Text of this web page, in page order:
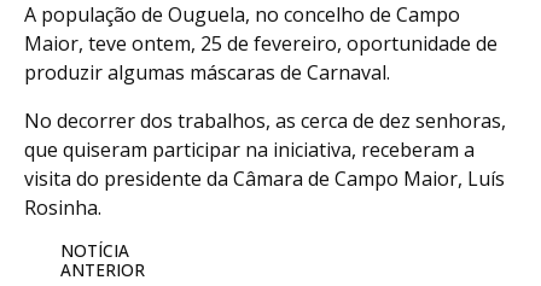
A população de Ouguela, no concelho de Campo
Maior, teve ontem, 25 de fevereiro, oportunidade de
produzir algumas máscaras de Carnaval.
No decorrer dos trabalhos, as cerca de dez senhoras,
que quiseram participar na iniciativa, receberam a
visita do presidente da Câmara de Campo Maior, Luís
Rosinha.
NOTÍCIA
ANTERIOR